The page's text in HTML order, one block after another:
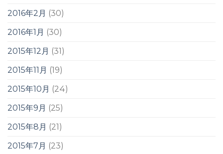
2016年2月 (30)
2016年1月 (30)
2015年12月 (31)
2015年11月 (19)
2015年10月 (24)
2015年9月 (25)
2015年8月 (21)
2015年7月 (23)